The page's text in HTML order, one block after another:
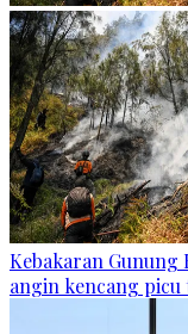
Kebakaran Gunung
angin kencang